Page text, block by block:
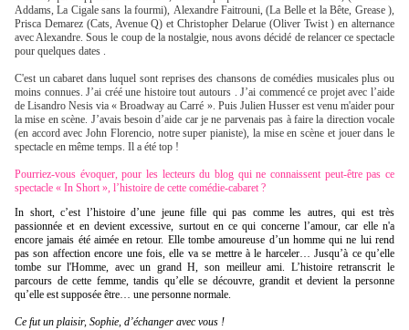
Addams, La Cigale sans la fourmi), Alexandre Faitrouni, (La Belle et la Bête, Grease ),
Prisca Demarez (Cats, Avenue Q) et Christopher Delarue (Oliver Twist ) en alternance
avec Alexandre. Sous le coup de la nostalgie, nous avons décidé de relancer ce spectacle
pour quelques dates .
C'est un cabaret dans luquel sont reprises des chansons de comédies musicales plus ou
moins connues. J’ai créé une histoire tout autours . J’ai commencé ce projet avec l’aide
de Lisandro Nesis via « Broadway au Carré ». Puis Julien Husser est venu m'aider pour
la mise en scène. J’avais besoin d’aide car je ne parvenais pas à faire la direction vocale
(en accord avec John Florencio, notre super pianiste), la mise en scène et jouer dans le
spectacle en même temps. Il a été top !
Pourriez-vous évoquer, pour les lecteurs du blog qui ne connaissent peut-être pas ce
spectacle « In Short », l’histoire de cette comédie-cabaret ?
In short, c’est l’histoire d’une jeune fille qui pas comme les autres, qui est très
passionnée et en devient excessive, surtout en ce qui concerne l’amour, car elle n'a
encore jamais été aimée en retour. Elle tombe amoureuse d’un homme qui ne lui rend
pas son affection encore une fois, elle va se mettre à le harceler… Jusqu’à ce qu’elle
tombe sur l'Homme, avec un grand H, son meilleur ami. L’histoire retranscrit le
parcours de cette femme, tandis qu’elle se découvre, grandit et devient la personne
qu’elle est supposée être… une personne normale.
Ce fut un plaisir, Sophie, d’échanger avec vous !